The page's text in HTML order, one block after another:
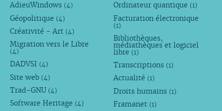
AdieuWindows (4)
Géopolitique (4)
Créativité - Art (4)
Migration vers le Libre
(4)
DADVSI (4)
Site web (4)
Trad-GNU (4)
Software Heritage (4)
Ordinateur quantique (1)
Facturation électronique
(1)
Bibliothèques,
médiathèques et logiciel
libre (1)
Transcriptions (1)
Actualité (1)
Droits humains (1)
Framanet (1)